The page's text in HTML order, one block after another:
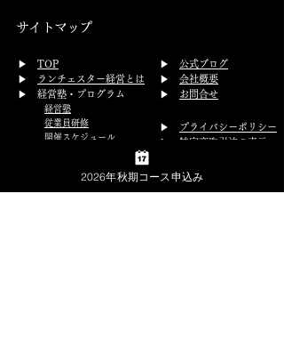
サイトマップ
​▶ TOP
▶
ランチェスター経営とは
▶ 経営塾・プログラム
経営塾
従業員研修
開催スケジュール
経営コンサルティング
グループコンサルティング
▶ 公式ブログ
▶ 会社概要
▶ お問合せ
▶
プライバシーポリシー
▶ 特定商取引法の表示
2026年秋期コース申込み